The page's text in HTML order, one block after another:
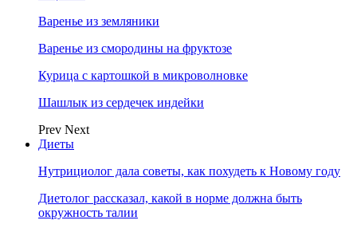
Варенье из земляники
Варенье из смородины на фруктозе
Курица с картошкой в микроволновке
Шашлык из сердечек индейки
Prev Next
Диеты
Нутрициолог дала советы, как похудеть к Новому году
Диетолог рассказал, какой в норме должна быть
окружность талии